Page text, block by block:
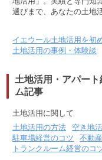
選びまで、あなたの土地
イエウール土地活用を初
土地活用の事例・体験談
土地活用・アパー
ム記事
土地活用に関して
土地活用の方法
空き地
駐車場経営のコツ
不動
トランクルーム経営のコ